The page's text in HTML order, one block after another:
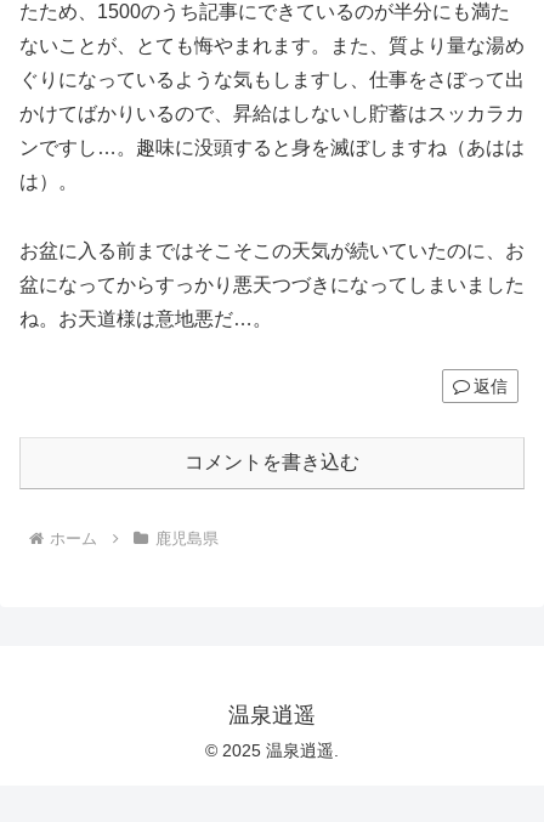
たため、1500のうち記事にできているのが半分にも満た
ないことが、とても悔やまれます。また、質より量な湯め
ぐりになっているような気もしますし、仕事をさぼって出
かけてばかりいるので、昇給はしないし貯蓄はスッカラカ
ンですし…。趣味に没頭すると身を滅ぼしますね（あはは
は）。
お盆に入る前まではそこそこの天気が続いていたのに、お
盆になってからすっかり悪天つづきになってしまいました
ね。お天道様は意地悪だ…。
返信
コメントを書き込む
ホーム 鹿児島県
温泉逍遥
© 2025 温泉逍遥.